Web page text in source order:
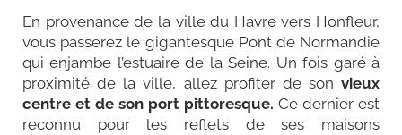
En provenance de la ville du Havre vers Honfleur,
vous passerez le gigantesque Pont de Normandie
qui enjambe l’estuaire de la Seine. Un fois garé à
proximité de la ville, allez profiter de son vieux
centre et de son port pittoresque. Ce dernier est
reconnu pour les reflets de ses maisons